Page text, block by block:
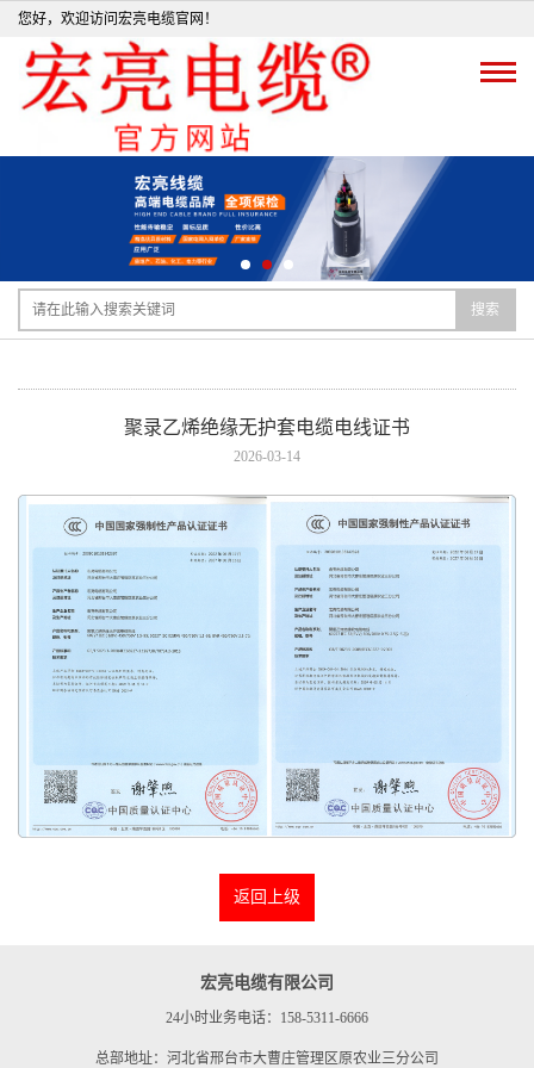
您好，欢迎访问宏亮电缆官网！
搜索
聚录乙烯绝缘无护套电缆电线证书
2026-03-14
返回上级
宏亮电缆有限公司
24小时业务电话：158-5311-6666
总部地址：河北省邢台市大曹庄管理区原农业三分公司